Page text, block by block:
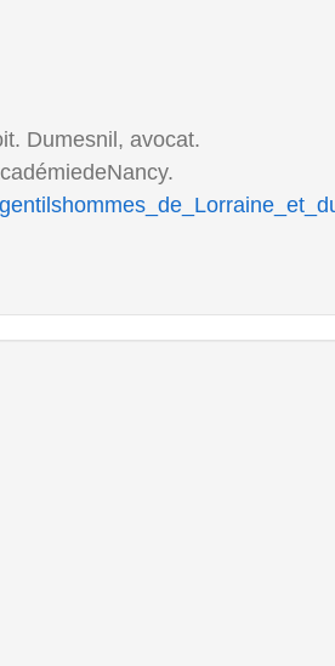
Dumesnil, avocat.